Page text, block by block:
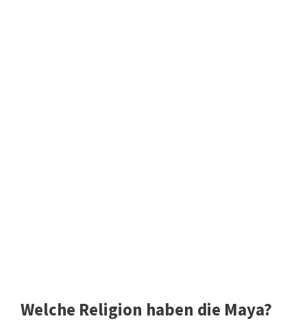
Welche Religion haben die Maya?